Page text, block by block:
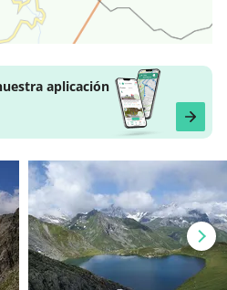
aplicación